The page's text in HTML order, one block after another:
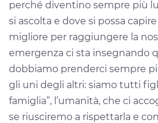
perché diventino sempre più
si ascolta e dove si possa
migliore per raggiungere la
emergenza ci sta insegnando
dobbiamo prenderci sempre
gli uni degli altri: siamo tutti
famiglia”, l’umanità, che ci
se riusciremo a rispettarla e